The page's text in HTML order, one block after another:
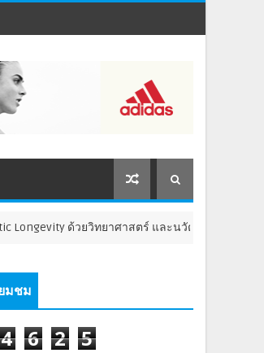
ด้วยวิทยาศาสตร์ และนวัตกรรมด้านเวชศาสตร์
มชม
4 6 2 5